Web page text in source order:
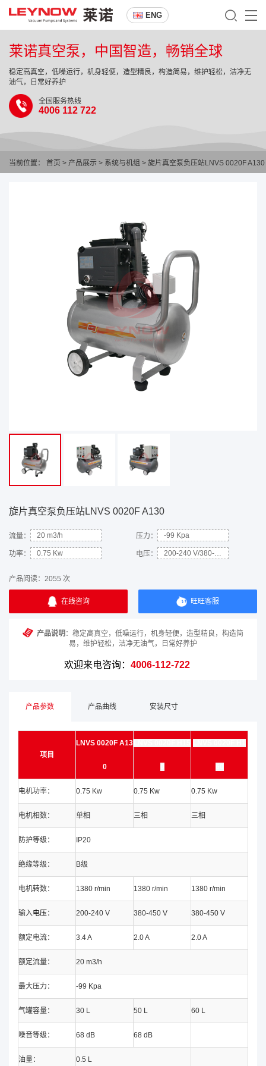
ENG
莱诺真空泵，中国智造，畅销全球
稳定高真空，低噪运行，机身轻便，造型精良，构造简易，维护轻松，洁净无
油气，日常好养护
全国服务热线
4006 112 722
当前位置： 首页 > 产品展示 > 系统与机组 > 旋片真空泵负压站LNVS 0020F A130
旋片真空泵负压站LNVS 0020F A130
流量： 20 m3/h 压力： -99 Kpa
功率： 0.75 Kw 电压：
产品阅读： 2055 次
在线咨询 旺旺客服
产品说明 ：稳定高真空，低噪运行，机身轻便，造型精良，构造简
易，维护轻松，洁净无油气，日常好养护
欢迎来电咨询： 4006-112-722
产品参数 产品曲线 安装尺寸
项目
LNVS 0020F A13
0
电机功率： 0.75 Kw 0.75 Kw 0.75 Kw
电机相数： 单相 三相 三相
防护等级： IP20
绝缘等级： B级
电机转数： 1380 r/min 1380 r/min 1380 r/min
输入电压： 200-240 V 380-450 V 380-450 V
额定电流： 3.4 A 2.0 A 2.0 A
额定流量： 20 m3/h
最大压力： -99 Kpa
气罐容量： 30 L 50 L 60 L
噪音等级： 68 dB 68 dB
油量： 0.5 L